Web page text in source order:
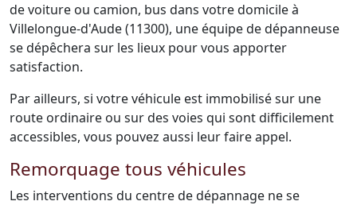
de voiture ou camion, bus dans votre domicile à
Villelongue-d'Aude (11300), une équipe de dépanneuse
se dépêchera sur les lieux pour vous apporter
satisfaction.
Par ailleurs, si votre véhicule est immobilisé sur une
route ordinaire ou sur des voies qui sont difficilement
accessibles, vous pouvez aussi leur faire appel.
Remorquage tous véhicules
Les interventions du centre de dépannage ne se